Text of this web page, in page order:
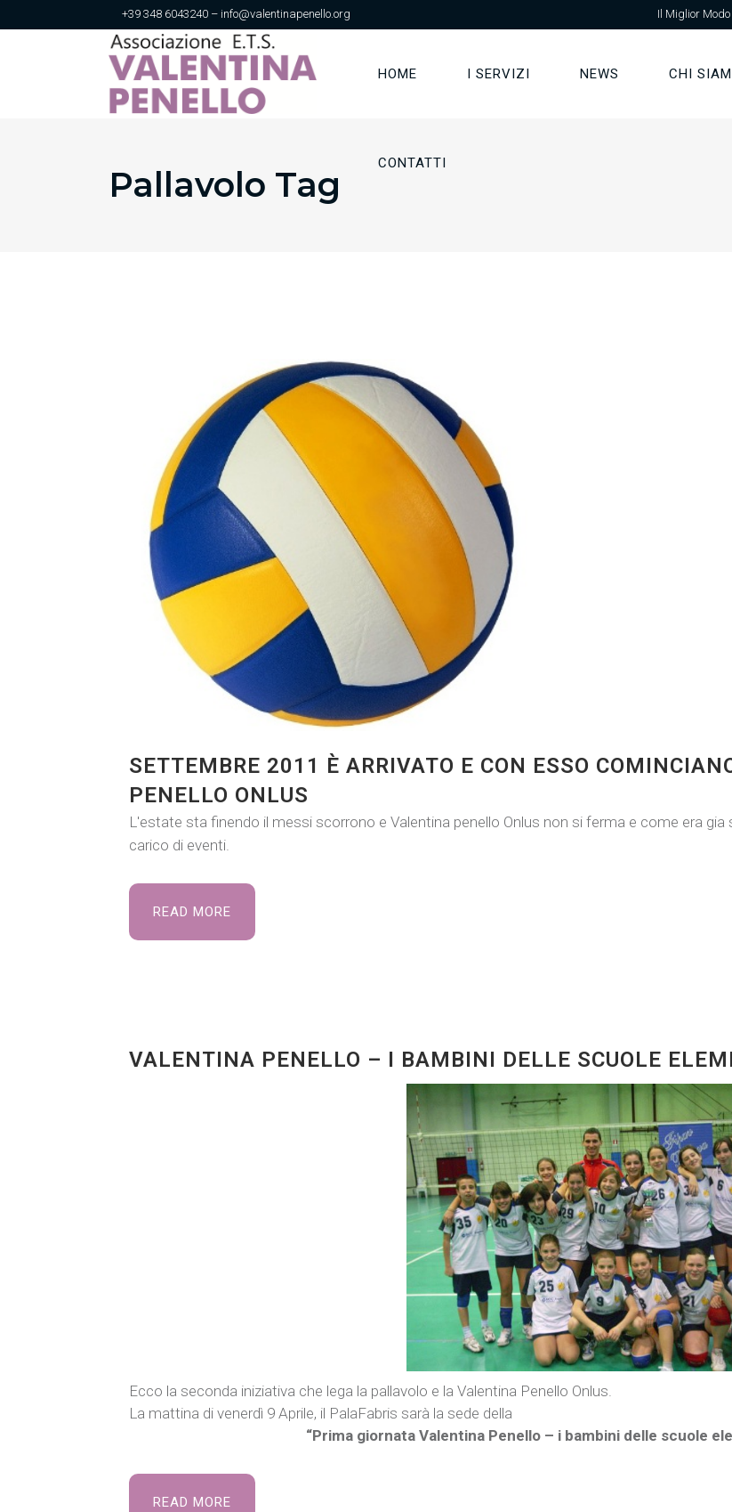
+39 348 6043240 – info@valentinapenello.org Il Miglior
HOME I SERVIZI NEWS CHI
CONTATTI
Pallavolo Tag
SETTEMBRE 2011 È ARRIVATO E CON ESSO
PENELLO ONLUS
L'estate sta finendo il messi scorrono e Valentina penello Onlus non si ferma e come era
carico di eventi.
READ MORE
VALENTINA PENELLO – I BAMBINI DELLE SCUOLE
Ecco la seconda iniziativa che lega la pallavolo e la Valentina Penello Onlus.
La mattina di venerdì 9 Aprile, il PalaFabris sarà la sede della
“Prima giornata Valentina Penello – i bambini delle scuole
READ MORE